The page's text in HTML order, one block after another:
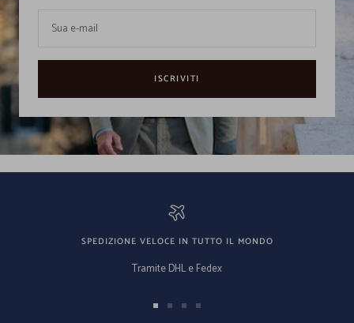
Sua e-mail
ISCRIVITI
SPEDIZIONE VELOCE IN TUTTO IL MONDO
Tramite DHL e Fedex
Vai Vai Vai Vai